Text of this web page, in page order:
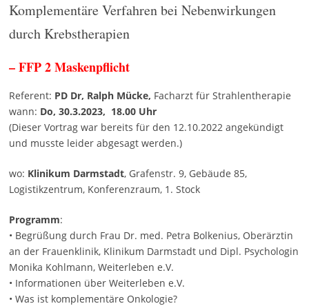
Komplementäre Verfahren bei Nebenwirkungen
durch Krebstherapien
– FFP 2 Maskenpflicht
Referent: PD Dr, Ralph Mücke, Facharzt für Strahlentherapie
wann: Do, 30.3.2023, 18.00 Uhr
(Dieser Vortrag war bereits für den 12.10.2022 angekündigt
und musste leider abgesagt werden.)
wo: Klinikum Darmstadt, Grafenstr. 9, Gebäude 85,
Logistikzentrum, Konferenzraum, 1. Stock
Programm:
• Begrüßung durch Frau Dr. med. Petra Bolkenius, Oberärztin
an der Frauenklinik, Klinikum Darmstadt und Dipl. Psychologin
Monika Kohlmann, Weiterleben e.V.
• Informationen über Weiterleben e.V.
• Was ist komplementäre Onkologie?